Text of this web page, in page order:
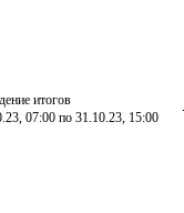
итогов
07:00 по 31.10.23, 15:00